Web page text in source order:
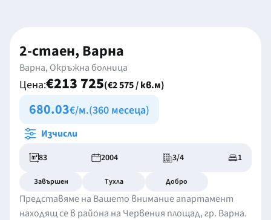
2-стаен, Варна
Варна, Окръжна болница
Цена:€213 725(€2 575 / кв.м)
680.03€/м.(360 месеца)
Изчисли
83 2004 3/4 1
Завършен Тухла Добро
Представяме на Вашето внимание апартамент
находящ се в района на Червения площад, гр. Варна.